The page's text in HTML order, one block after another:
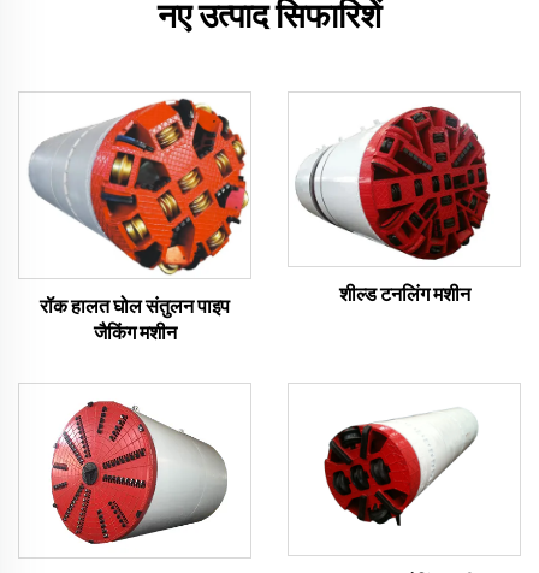
नए उत्पाद सिफारिशें
रॉक हालत घोल संतुलन पाइप
जैकिंग मशीन
शील्ड टनलिंग मशीन